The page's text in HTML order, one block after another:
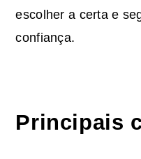
escolher a certa e
confiança.
Principais